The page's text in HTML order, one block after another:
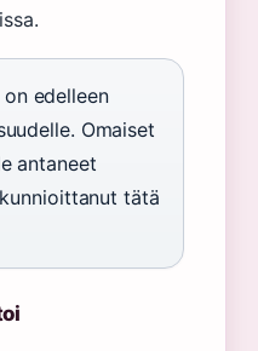
edelleen
Omaiset
antaneet
tätä